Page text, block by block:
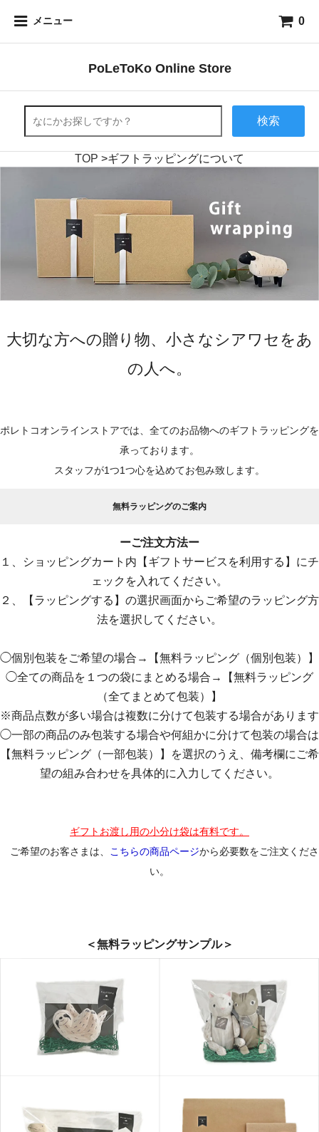
メニュー 0
PoLeToKo Online Store
検索
TOP >ギフトラッピングについて
大切な方への贈り物、小さなシアワセをあ
の人へ。
ポレトコオンラインストアでは、全てのお品物へのギフトラッピングを
承っております。
スタッフが1つ1つ心を込めてお包み致します。
無料ラッピングのご案内
ーご注文方法ー
１、ショッピングカート内【ギフトサービスを利用する】にチ
ェックを入れてください。
２、【ラッピングする】の選択画面からご希望のラッピング方
法を選択してください。
◯個別包装をご希望の場合→【無料ラッピング（個別包装）】
◯全ての商品を１つの袋にまとめる場合→【無料ラッピング
（全てまとめて包装）】
※商品点数が多い場合は複数に分けて包装する場合があります
◯一部の商品のみ包装する場合や何組かに分けて包装の場合は
【無料ラッピング（一部包装）】を選択のうえ、備考欄にご希
望の組み合わせを具体的に入力してください。
ギフトお渡し用の小分け袋は有料です。
ご希望のお客さまは、
こちらの商品ページから必要数をご注文くださ
い。
＜無料ラッピングサンプル＞